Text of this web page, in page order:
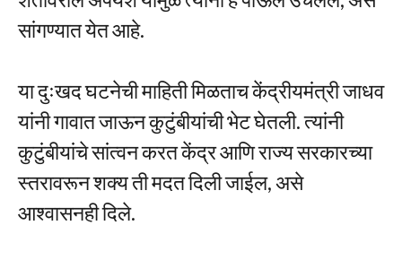
सांगण्यात येत आहे.
या दुःखद घटनेची माहिती मिळताच केंद्रीयमंत्री जाधव
यांनी गावात जाऊन कुटुंबीयांची भेट घेतली. त्यांनी
कुटुंबीयांचे सांत्वन करत केंद्र आणि राज्य सरकारच्या
स्तरावरून शक्य ती मदत दिली जाईल, असे
आश्वासनही दिले.